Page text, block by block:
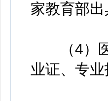
家教育部
（4）医
业证、专